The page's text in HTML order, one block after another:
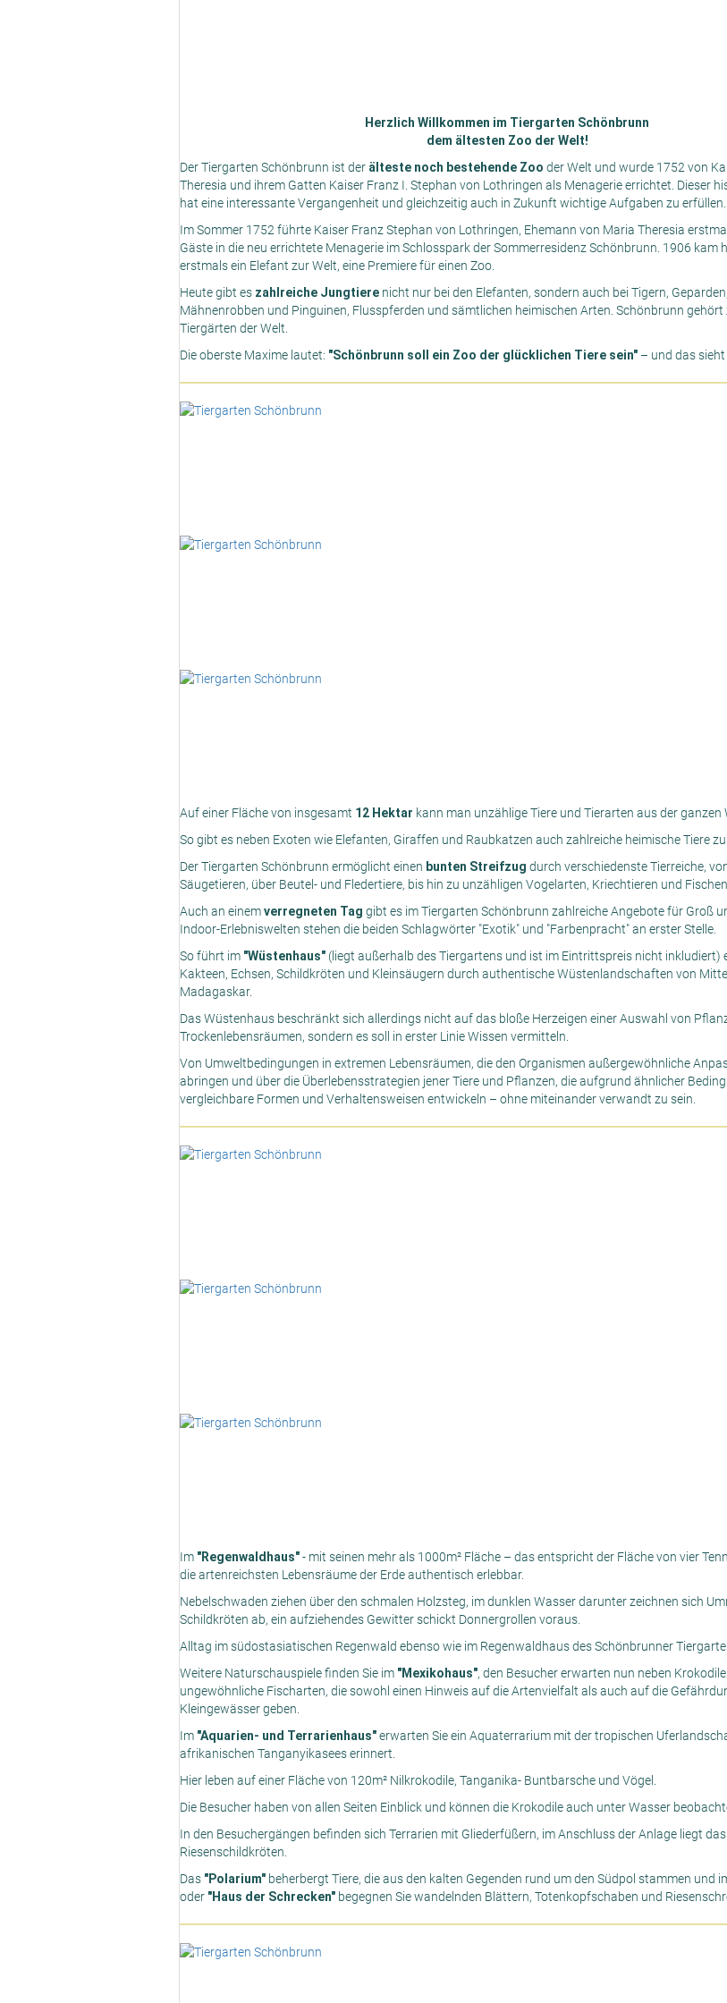
Herzlich Willkommen im Tiergarten Schönbrunn
dem ältesten Zoo der Welt!
Der Tiergarten Schönbrunn ist der älteste noch bestehende Zoo der Welt und wurde 1752 von
Theresia und ihrem Gatten Kaiser Franz I. Stephan von Lothringen als Menagerie errichtet. Dieser
hat eine interessante Vergangenheit und gleichzeitig auch in Zukunft wichtige Aufgaben zu erfüllen.
Im Sommer 1752 führte Kaiser Franz Stephan von Lothringen, Ehemann von Maria Theresia
Gäste in die neu errichtete Menagerie im Schlosspark der Sommerresidenz Schönbrunn. 1906 kam
erstmals ein Elefant zur Welt, eine Premiere für einen Zoo.
Heute gibt es zahlreiche Jungtierenicht nur bei den Elefanten, sondern auch bei Tigern,
Mähnenrobben und Pinguinen, Flusspferden und sämtlichen heimischen Arten. Schönbrunn
Tiergärten der Welt.
Die oberste Maxime lautet: "Schönbrunn soll ein Zoo der glücklichen Tiere sein"– und das sieht
Auf einer Fläche von insgesamt 12 Hektar kann man unzählige Tiere und Tierarten aus der ganzen
So gibt es neben Exoten wie Elefanten, Giraffen und Raubkatzen auch zahlreiche heimische Tiere zu
Der Tiergarten Schönbrunn ermöglicht einen bunten Streifzug durch verschiedenste Tierreiche,
Säugetieren, über Beutel- und Fledertiere, bis hin zu unzähligen Vogelarten, Kriechtieren und Fischen.
Auch an einemverregneten Tag gibt es im Tiergarten Schönbrunn zahlreiche Angebote für Groß
Indoor-Erlebniswelten stehen die beiden Schlagwörter "Exotik" und "Farbenpracht" an erster Stelle.
So führt im "Wüstenhaus"(liegt außerhalb des Tiergartens und ist im Eintrittspreis nicht inkludiert)
Kakteen, Echsen, Schildkröten und Kleinsäugern durch authentische Wüstenlandschaften von
Madagaskar.
Das Wüstenhaus beschränkt sich allerdings nicht auf das bloße Herzeigen einer Auswahl von
Trockenlebensräumen, sondern es soll in erster Linie Wissen vermitteln.
Von Umweltbedingungen in extremen Lebensräumen, die den Organismen außergewöhnliche
abringen und über die Überlebensstrategien jener Tiere und Pflanzen, die aufgrund ähnlicher
vergleichbare Formen und Verhaltensweisen entwickeln – ohne miteinander verwandt zu sein.
Im "Regenwaldhaus"- mit seinen mehr als 1000m² Fläche – das entspricht der Fläche von vier
die artenreichsten Lebensräume der Erde authentisch erlebbar.
Nebelschwaden ziehen über den schmalen Holzsteg, im dunklen Wasser darunter zeichnen sich
Schildkröten ab, ein aufziehendes Gewitter schickt Donnergrollen voraus.
Alltag im südostasiatischen Regenwald ebenso wie im Regenwaldhaus des Schönbrunner
Weitere Naturschauspiele finden Sie im "Mexikohaus", den Besucher erwarten nun neben
ungewöhnliche Fischarten, die sowohl einen Hinweis auf die Artenvielfalt als auch auf die
Kleingewässer geben.
Im "Aquarien- und Terrarienhaus"erwarten Sie ein Aquaterrarium mit der tropischen
afrikanischen Tanganyikasees erinnert.
Hier leben auf einer Fläche von 120m² Nilkrokodile, Tanganika- Buntbarsche und Vögel.
Die Besucher haben von allen Seiten Einblick und können die Krokodile auch unter Wasser
In den Besuchergängen befinden sich Terrarien mit Gliederfüßern, im Anschluss der Anlage liegt
Riesenschildkröten.
Das"Polarium"beherbergt Tiere, die aus den kalten Gegenden rund um den Südpol stammen und
oder"Haus der Schrecken"begegnen Sie wandelnden Blättern, Totenkopfschaben und